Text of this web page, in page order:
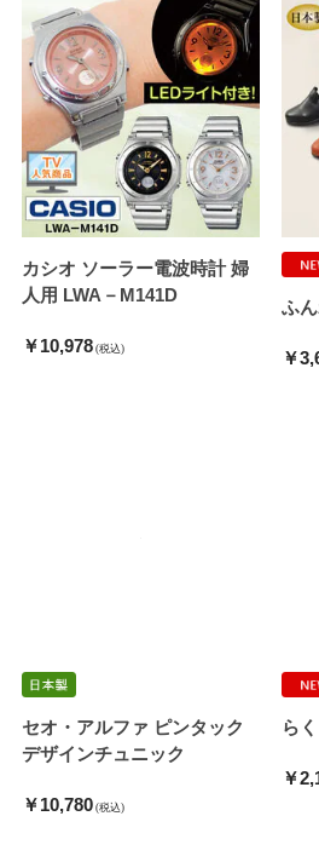
カシオ ソーラー電波時計 婦
人用 LWA－M141D
￥10,978 (税込)
ふ
￥
セオ・アルファ ピンタック
デザインチュニック
￥10,780 (税込)
ら
￥